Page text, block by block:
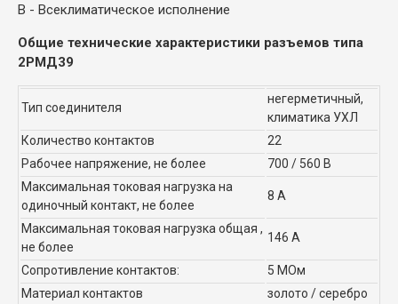
В - Всеклиматическое исполнение
Общие технические характеристики разъемов типа
2РМД39
Тип соединителя
негерметичный,
климатика УХЛ
Количество контактов
22
Рабочее напряжение, не более
700 / 560 В
Максимальная токовая нагрузка на
одиночный контакт, не более
8 А
Максимальная токовая нагрузка общая ,
не более
146 А
Сопротивление контактов:
5 МОм
Материал контактов
золото / серебро